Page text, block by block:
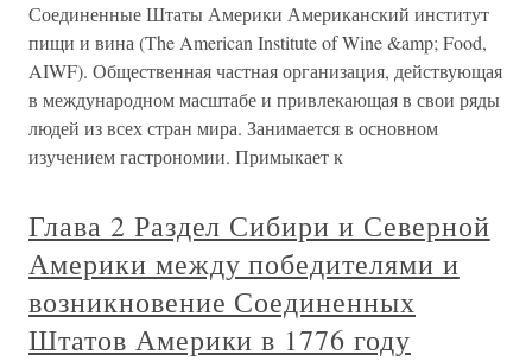
Соединенные Штаты Америки Американский институт
пищи и вина (The American Institute of Wine &amp; Food,
AIWF). Общественная частная организация, действующая
в международном масштабе и привлекающая в свои ряды
людей из всех стран мира. Занимается в основном
изучением гастрономии. Примыкает к
Глава 2 Раздел Сибири и Северной
Америки между победителями и
возникновение Соединенных
Штатов Америки в 1776 году